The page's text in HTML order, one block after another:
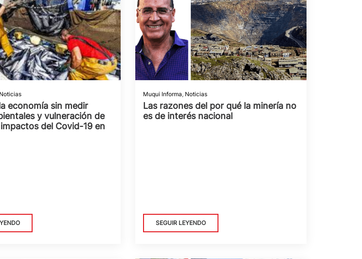
Noticias
economía sin medir
y vulneración de
del Covid-19 en
Muqui Informa, Noticias
Las razones del por qué la minería no
es de interés nacional
SEGUIR LEYENDO